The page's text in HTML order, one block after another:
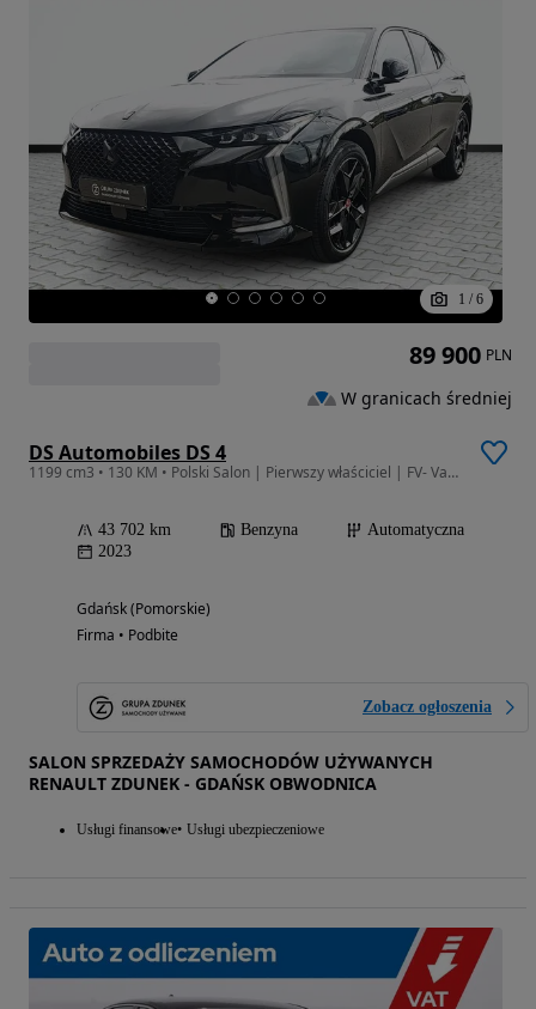
1 / 6
DS Automobiles DS 4
1199 cm3 • 130 KM • Polski Salon | Pierwszy właściciel | FV- Vat Marża | Serwisowany w ASO
43 702 km Benzyna
Automatyczna
2023
Gdańsk (Pomorskie)
Firma • Podbite
Zobacz ogłoszenia
SALON SPRZEDAŻY SAMOCHODÓW UŻYWANYCH
RENAULT ZDUNEK - GDAŃSK OBWODNICA
Usługi finansowe Usługi ubezpieczeniowe
89 900 PLN
W granicach średniej